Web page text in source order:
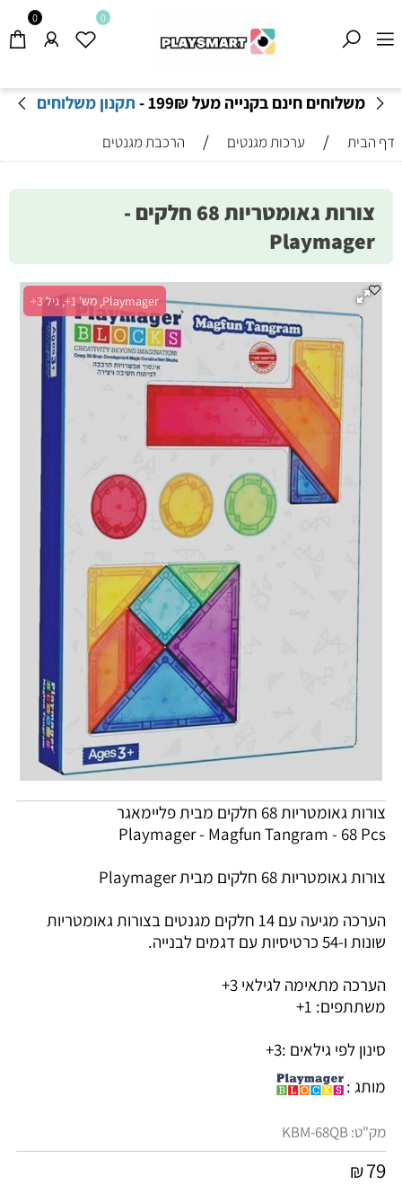
משלוחים חינם בקנייה מעל 199 ₪
- תקנון משלוחים
0 0
דף הבית / ערכות מגנטים / הרכבת מגנטים
צורות גאומטריות 68 חלקים -
Playmager
Playmager, מש' 1+, גיל 3+
צורות גאומטריות 68 חלקים מבית פליימאגר
Playmager - Magfun Tangram - 68 Pcs
צורות גאומטריות 68 חלקים מבית Playmager
הערכה מגיעה עם 14 חלקים מגנטים בצורות גאומטריות
שונות ו-54 כרטיסיות עם דגמים לבנייה.
הערכה מתאימה לגילאי 3+
משתתפים: 1+
סינון לפי גילאים :3+
מותג :
מק"ט:KBM-68QB
₪79